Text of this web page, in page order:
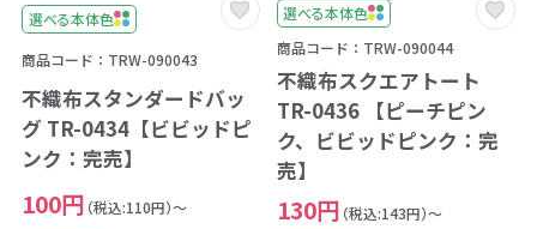
選べる本体色
商品コード：TRW-090043
不織布スタンダードバッ
グ TR-0434【ビビッドピ
ンク：完売】
100円 （税込:110円）～
選べる本体色
商品コード：TRW-090044
不織布スクエアトート
TR-0436 【ピーチピン
ク、ビビッドピンク：完
売】
130円 （税込:143円）～